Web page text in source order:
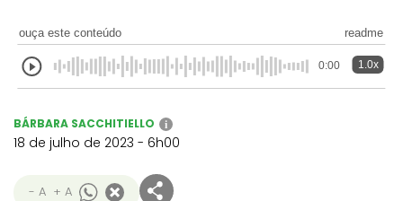
ouça este conteúdo readme
0:00 1.0x
BÁRBARA SACCHITIELLO i
18 de julho de 2023 - 6h00
- A + A